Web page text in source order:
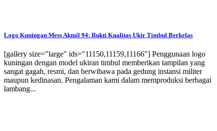
Logo Kuningan Mess Akmil 94: Bukti Kualitas Ukir Timbul Berkelas
[gallery size="large" ids="11150,11159,11166"] Penggunaan logo
kuningan dengan model ukiran timbul memberikan tampilan yang
sangat gagah, resmi, dan berwibawa pada gedung instansi militer
maupun kedinasan. Pengalaman kami dalam memproduksi berbagai
lambang...